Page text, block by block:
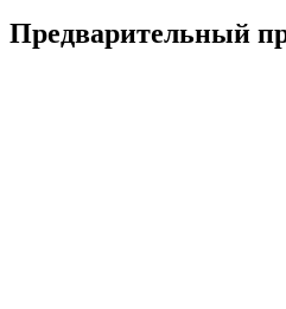
Предварительный